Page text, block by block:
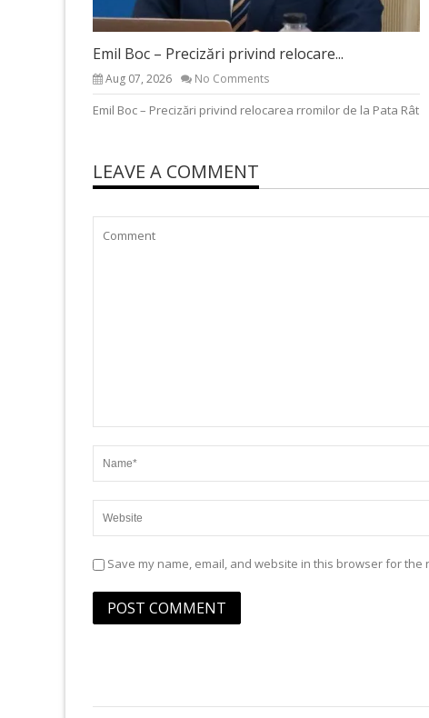
Emil Boc – Precizări privind relocare...
Aug 07, 2026 No Comments
Emil Boc – Precizări privind relocarea rromilor de la Pata Rât
LEAVE A COMMENT
Save my name, email, and website in this browser for the